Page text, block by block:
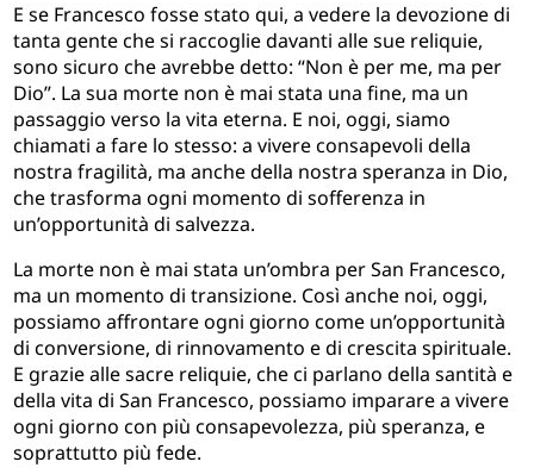
E se Francesco fosse stato qui, a vedere la devozione di
tanta gente che si raccoglie davanti alle sue reliquie,
sono sicuro che avrebbe detto: “Non è per me, ma per
Dio”. La sua morte non è mai stata una fine, ma un
passaggio verso la vita eterna. E noi, oggi, siamo
chiamati a fare lo stesso: a vivere consapevoli della
nostra fragilità, ma anche della nostra speranza in Dio,
che trasforma ogni momento di sofferenza in
un’opportunità di salvezza.
La morte non è mai stata un’ombra per San Francesco,
ma un momento di transizione. Così anche noi, oggi,
possiamo affrontare ogni giorno come un’opportunità
di conversione, di rinnovamento e di crescita spirituale.
E grazie alle sacre reliquie, che ci parlano della santità e
della vita di San Francesco, possiamo imparare a vivere
ogni giorno con più consapevolezza, più speranza, e
soprattutto più fede.